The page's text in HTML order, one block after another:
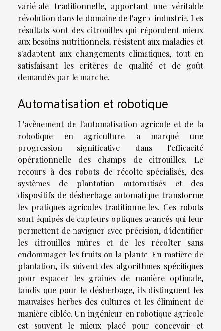
variétale traditionnelle, apportant une véritable
révolution dans le domaine de l'agro-industrie. Les
résultats sont des citrouilles qui répondent mieux
aux besoins nutritionnels, résistent aux maladies et
s'adaptent aux changements climatiques, tout en
satisfaisant les critères de qualité et de goût
demandés par le marché.
Automatisation et robotique
L'avènement de l'automatisation agricole et de la
robotique en agriculture a marqué une
progression significative dans l'efficacité
opérationnelle des champs de citrouilles. Le
recours à des robots de récolte spécialisés, des
systèmes de plantation automatisés et des
dispositifs de désherbage automatique transforme
les pratiques agricoles traditionnelles. Ces robots
sont équipés de capteurs optiques avancés qui leur
permettent de naviguer avec précision, d'identifier
les citrouilles mûres et de les récolter sans
endommager les fruits ou la plante. En matière de
plantation, ils suivent des algorithmes spécifiques
pour espacer les graines de manière optimale,
tandis que pour le désherbage, ils distinguent les
mauvaises herbes des cultures et les éliminent de
manière ciblée. Un ingénieur en robotique agricole
est souvent le mieux placé pour concevoir et